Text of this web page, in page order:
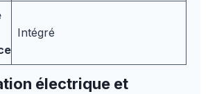
Intégré
électrique et